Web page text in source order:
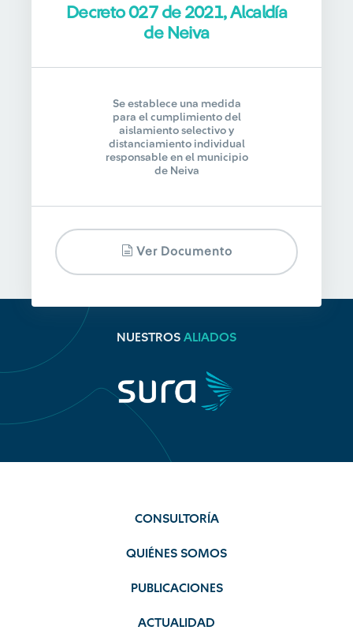
Decreto 027 de 2021, Alcaldía
de Neiva
Se establece una medida
para el cumplimiento del
aislamiento selectivo y
distanciamiento individual
responsable en el municipio
de Neiva
Ver Documento
NUESTROS ALIADOS
CONSULTORÍA
QUIÉNES SOMOS
PUBLICACIONES
ACTUALIDAD